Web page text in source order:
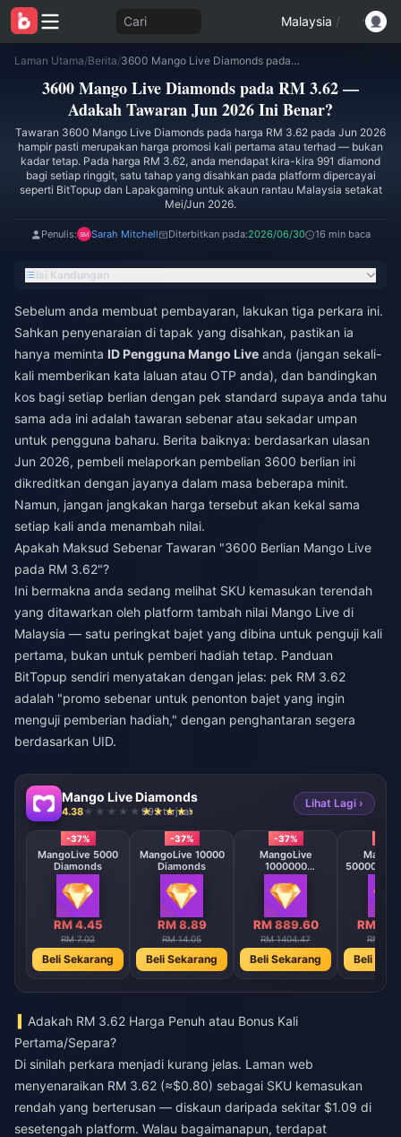
Cari Malaysia /
Laman Utama/Berita/ 3600 Mango Live Diamonds pada RM 3.62 — Adakah Tawaran Jun 2026 Ini Benar?
3600 Mango Live Diamonds pada RM 3.62 —
Adakah Tawaran Jun 2026 Ini Benar?
Tawaran 3600 Mango Live Diamonds pada harga RM 3.62 pada Jun 2026
hampir pasti merupakan harga promosi kali pertama atau terhad — bukan
kadar tetap. Pada harga RM 3.62, anda mendapat kira-kira 991 diamond
bagi setiap ringgit, satu tahap yang disahkan pada platform dipercayai
seperti BitTopup dan Lapakgaming untuk akaun rantau Malaysia setakat
Mei/Jun 2026.
Penulis: Sarah Mitchell Diterbitkan pada:2026/06/30 16 min baca
Isi Kandungan
Sebelum anda membuat pembayaran, lakukan tiga perkara ini.
Sahkan penyenaraian di tapak yang disahkan, pastikan ia
hanya meminta ID Pengguna Mango Live anda (jangan sekali-
kali memberikan kata laluan atau OTP anda), dan bandingkan
kos bagi setiap berlian dengan pek standard supaya anda tahu
sama ada ini adalah tawaran sebenar atau sekadar umpan
untuk pengguna baharu. Berita baiknya: berdasarkan ulasan
Jun 2026, pembeli melaporkan pembelian 3600 berlian ini
dikreditkan dengan jayanya dalam masa beberapa minit.
Namun, jangan jangkakan harga tersebut akan kekal sama
setiap kali anda menambah nilai.
Apakah Maksud Sebenar Tawaran "3600 Berlian Mango Live
pada RM 3.62"?
Ini bermakna anda sedang melihat SKU kemasukan terendah
yang ditawarkan oleh platform tambah nilai Mango Live di
Malaysia — satu peringkat bajet yang dibina untuk penguji kali
pertama, bukan untuk pemberi hadiah tetap. Panduan
BitTopup sendiri menyatakan dengan jelas: pek RM 3.62
adalah "promo sebenar untuk penonton bajet yang ingin
menguji pemberian hadiah," dengan penghantaran segera
berdasarkan UID.
Mango Live Diamonds
4.38 993 terjual
Lihat Lagi ›
-37%
MangoLive 5000
Diamonds
RM 4.45
RM 7.02
Beli Sekarang
-37%
MangoLive 10000
Diamonds
RM 8.89
RM 14.05
Beli Sekarang
-37%
MangoLive
1000000
Diamonds
RM 889.60
RM 1404.47
Beli Sekarang
500000
RM
RM
Beli
Adakah RM 3.62 Harga Penuh atau Bonus Kali
Pertama/Separa?
Di sinilah perkara menjadi kurang jelas. Laman web
menyenaraikan RM 3.62 (≈$0.80) sebagai SKU kemasukan
rendah yang berterusan — diskaun daripada sekitar $1.09 di
sesetengah platform. Walau bagaimanapun, terdapat